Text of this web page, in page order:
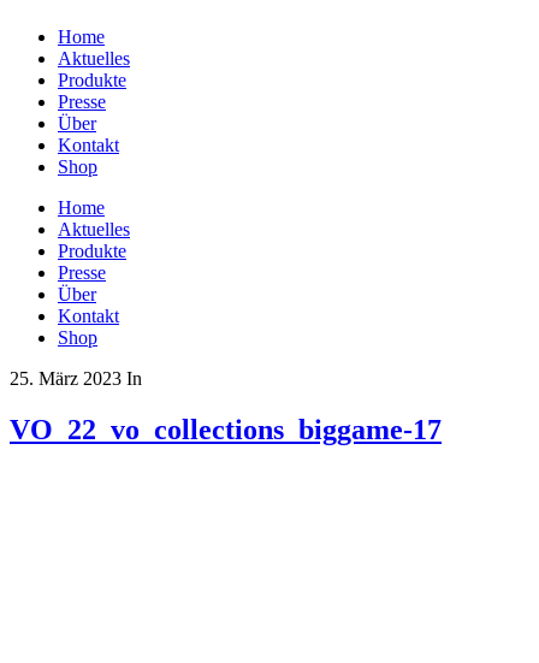
Home
Aktuelles
Produkte
Presse
Über
Kontakt
Shop
Home
Aktuelles
Produkte
Presse
Über
Kontakt
Shop
25. März 2023 In
VO_22_vo_collections_biggame-17